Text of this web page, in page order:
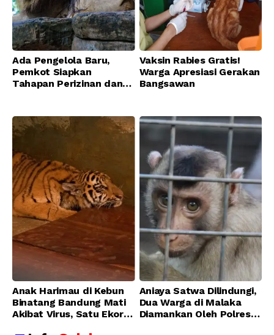
Ada Pengelola Baru,
Pemkot Siapkan
Tahapan Perizinan dan
Vaksin Rabies Gratis!
Warga Apresiasi Gerakan
Bangsawan
Anak Harimau di Kebun
Binatang Bandung Mati
Akibat Virus, Satu Ekor
Aniaya Satwa Dilindungi,
Dua Warga di Malaka
Diamankan Oleh Polres